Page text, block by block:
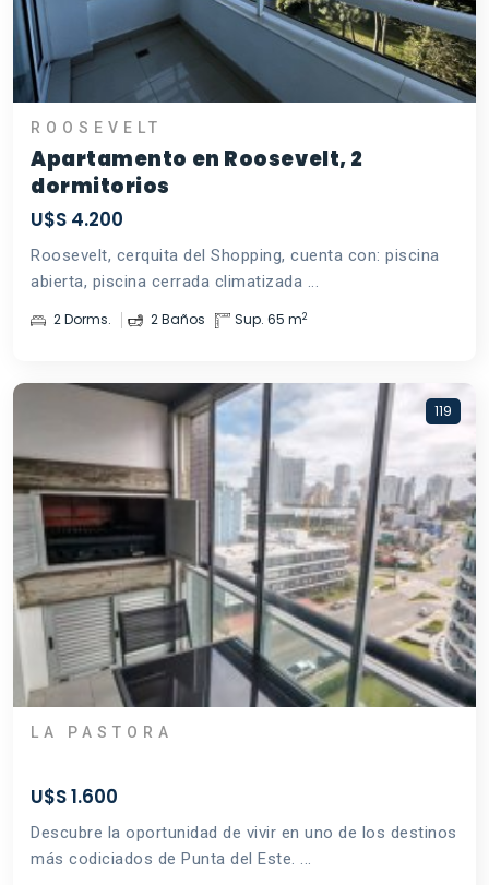
ROOSEVELT
Apartamento en Roosevelt, 2
dormitorios
U$S 4.200
Roosevelt, cerquita del Shopping, cuenta con: piscina
abierta, piscina cerrada climatizada ...
2 Dorms. 2 Baños Sup. 65 m2
119
LA PASTORA
U$S 1.600
Descubre la oportunidad de vivir en uno de los destinos
más codiciados de Punta del Este. ...